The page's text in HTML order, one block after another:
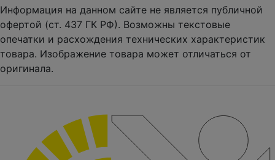
Информация на данном сайте не является публичной
офертой (ст. 437 ГК РФ). Возможны текстовые
опечатки и расхождения технических характеристик
товара. Изображение товара может отличаться от
оригинала.